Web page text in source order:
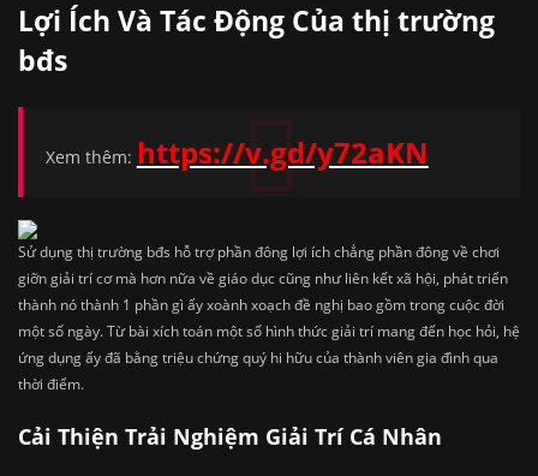
Lợi Ích Và Tác Động Của thị trường
bđs
Xem thêm: https://v.gd/y72aKN
Sử dụng thị trường bđs hỗ trợ phần đông lợi ích chẳng phần đông về chơi
giỡn giải trí cơ mà hơn nữa về giáo dục cũng như liên kết xã hội, phát triển
thành nó thành 1 phần gì ấy xoành xoạch đề nghị bao gồm trong cuộc đời
một số ngày. Từ bài xích toán một số hình thức giải trí mang đến học hỏi, hệ
ứng dụng ấy đã bằng triệu chứng quý hi hữu của thành viên gia đình qua
thời điểm.
Cải Thiện Trải Nghiệm Giải Trí Cá Nhân